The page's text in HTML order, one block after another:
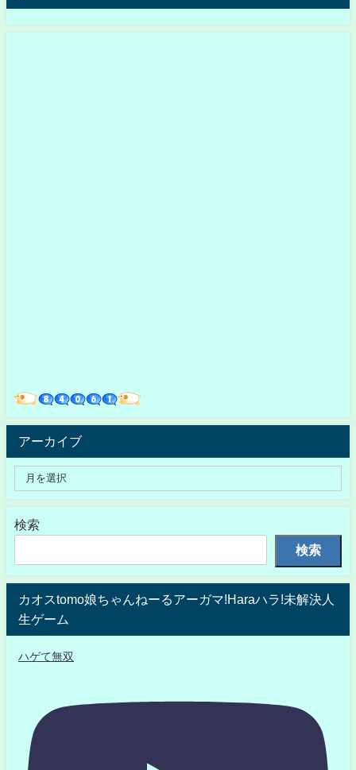
アーカイブ
検索
検索
カオスtomo娘ちゃんねーるアーガマ!Haraハラ!未解決人
生ゲーム
ハゲて無双